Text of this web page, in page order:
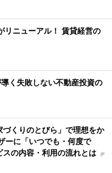
リニューアル！ 賃貸経営の
く失敗しない不動産投資の
づくりのとびら」で理想をか
ーに「いつでも・何度で
スの内容・利用の流れとは [P